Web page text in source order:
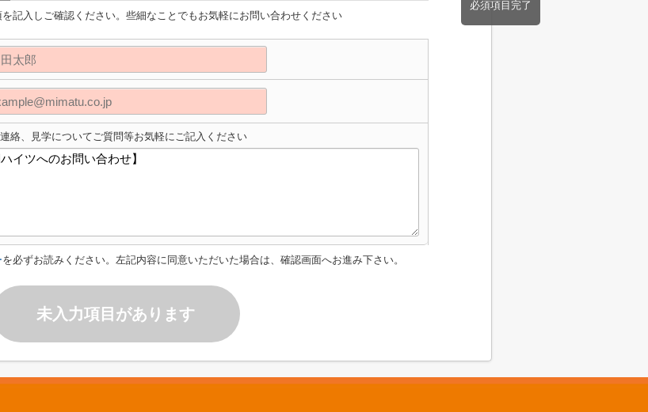
必須項目完了
記入しご確認ください。些細なことでもお気軽にお問い合わせください
絡、見学についてご質問等お気軽にご記入ください
を必ずお読みください。左記内容に同意いただいた場合は、確認画面へお進み下さい。
未入力項目があります